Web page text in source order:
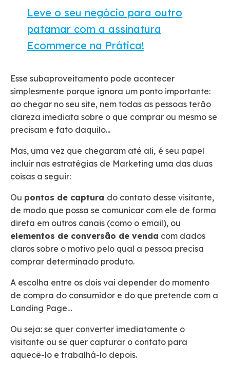
Leve o seu negócio para outro
patamar com a assinatura
Ecommerce na Prática!
Esse subaproveitamento pode acontecer
simplesmente porque ignora um ponto importante:
ao chegar no seu site, nem todas as pessoas terão
clareza imediata sobre o que comprar ou mesmo se
precisam e fato daquilo...
Mas, uma vez que chegaram até ali, é seu papel
incluir nas estratégias de Marketing uma das duas
coisas a seguir:
Ou pontos de captura do contato desse visitante,
de modo que possa se comunicar com ele de forma
direta em outros canais (como o email), ou
elementos de conversão de venda com dados
claros sobre o motivo pelo qual a pessoa precisa
comprar determinado produto.
A escolha entre os dois vai depender do momento
de compra do consumidor e do que pretende com a
Landing Page…
Ou seja: se quer converter imediatamente o
visitante ou se quer capturar o contato para
aquecê-lo e trabalhá-lo depois.